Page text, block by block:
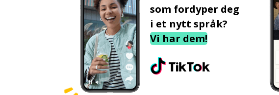
som fordyper deg
i et nytt språk?
Vi har dem!